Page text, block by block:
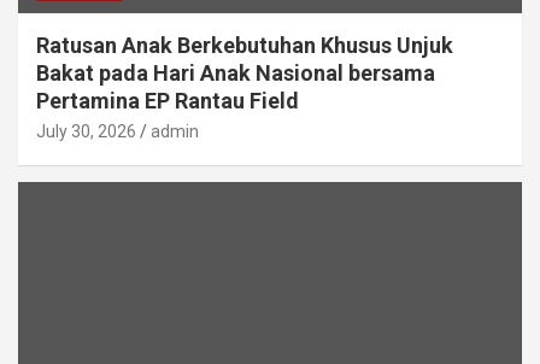
Ratusan Anak Berkebutuhan Khusus Unjuk
Bakat pada Hari Anak Nasional bersama
Pertamina EP Rantau Field
July 30, 2026 admin